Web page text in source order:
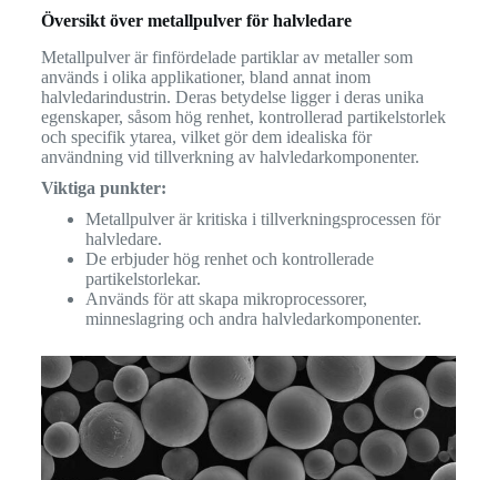
Översikt över metallpulver för halvledare
Metallpulver är finfördelade partiklar av metaller som
används i olika applikationer, bland annat inom
halvledarindustrin. Deras betydelse ligger i deras unika
egenskaper, såsom hög renhet, kontrollerad partikelstorlek
och specifik ytarea, vilket gör dem idealiska för
användning vid tillverkning av halvledarkomponenter.
Viktiga punkter:
Metallpulver är kritiska i tillverkningsprocessen för
halvledare.
De erbjuder hög renhet och kontrollerade
partikelstorlekar.
Används för att skapa mikroprocessorer,
minneslagring och andra halvledarkomponenter.